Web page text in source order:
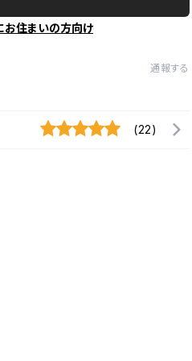
お住まいの方向け
通報する
(22)